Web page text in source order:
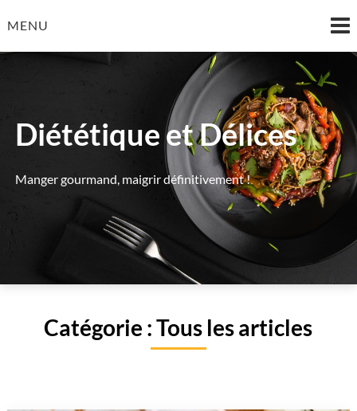
toMENU
Diététique et Délices
Manger gourmand, maigrir définitivement !
Catégorie :Tous les articles